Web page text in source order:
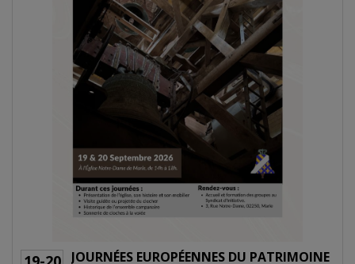
EUROPÉENNES DU PATRIMOINE BALL